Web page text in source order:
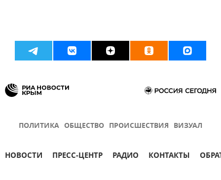
ПОЛИТИКА ОБЩЕСТВО ПРОИСШЕСТВИЯ ВИЗУАЛ
НОВОСТИ ПРЕСС-ЦЕНТР РАДИО КОНТАКТЫ